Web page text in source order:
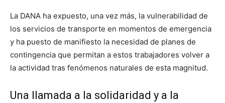
La DANA ha expuesto, una vez más, la vulnerabilidad de
los servicios de transporte en momentos de emergencia
y ha puesto de manifiesto la necesidad de planes de
contingencia que permitan a estos trabajadores volver a
la actividad tras fenómenos naturales de esta magnitud.
Una llamada a la solidaridad y a la